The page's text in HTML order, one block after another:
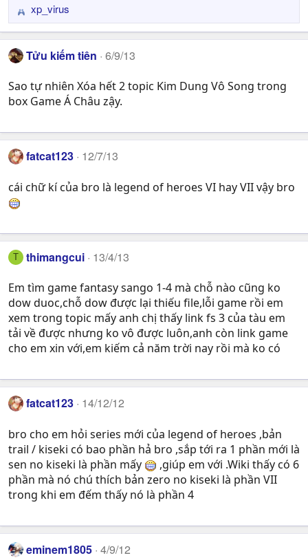
R
e
a
c
i
o
s
:
xp_virus
Tửu kiếm tiên 6/9/13
Sao tự nhiên Xóa hết 2 topic Kim Dung Vô Song trong
box Game Á Châu zậy.
fatcat123 12/7/13
cái chữ kí của bro là legend of heroes VI hay VII vậy bro
T thimangcui 13/4/13
Em tìm game fantasy sango 1-4 mà chỗ nào cũng ko
dow duoc,chỗ dow được lại thiếu file,lỗi game rồi em
xem trong topic mấy anh chị thấy link fs 3 của tàu em
tải về được nhưng ko vô được luôn,anh còn link game
cho em xin với,em kiếm cả năm trời nay rồi mà ko có
fatcat123 14/12/12
bro cho em hỏi series mới của legend of heroes ,bản
trail / kiseki có bao phần hả bro ,sắp tới ra 1 phần mới là
sen no kiseki là phần mấy
,giúp em với .Wiki thấy có 6
phần mà nó chú thích bản zero no kiseki là phần VII
trong khi em đếm thấy nó là phần 4
eminem1805 4/9/12